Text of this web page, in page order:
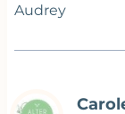
Audrey